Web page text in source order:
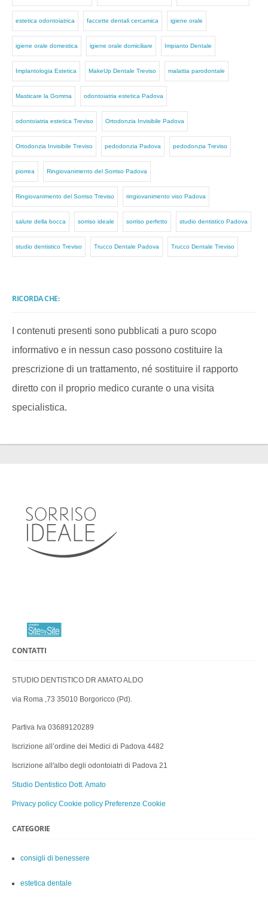
estetica odontoiatrica faccette dentali cercamica igiene orale
igiene orale domestica igiene orale domiciliare Impianto Dentale
Implantologia Estetica MakeUp Dentale Treviso malattia parodontale
Masticare la Gomma odontoiatria estetica Padova
odontoiatria estetica Treviso Ortodonzia Invisibile Padova
Ortodonzia Invisibile Treviso pedodonzia Padova pedodonzia Treviso
piorrea Ringiovanimento del Sorriso Padova
Ringiovanimento del Sorriso Treviso ringiovanimento viso Padova
salute della bocca sorriso ideale sorriso perfetto studio dentistico Padova
studio dentistico Treviso Trucco Dentale Padova Trucco Dentale Treviso
RICORDA CHE:
I contenuti presenti sono pubblicati a puro scopo
informativo e in nessun caso possono costituire la
prescrizione di un trattamento, né sostituire il rapporto
diretto con il proprio medico curante o una visita
specialistica.
CONTATTI
STUDIO DENTISTICO DR AMATO ALDO
via Roma ,73 35010 Borgoricco (Pd).
Partiva Iva 03689120289
Iscrizione all’ordine dei Medici di Padova 4482
Iscrizione all'albo degli odontoiatri di Padova 21
Studio Dentistico Dott. Amato
Privacy policy Cookie policy Preferenze Cookie
CATEGORIE
consigli di benessere
estetica dentale